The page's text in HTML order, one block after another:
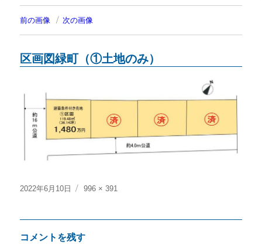
前の画像 次の画像
区画図緑町（①土地のみ）
投
2022年6月10日
フ
ズ
996 × 391
コメントを残す